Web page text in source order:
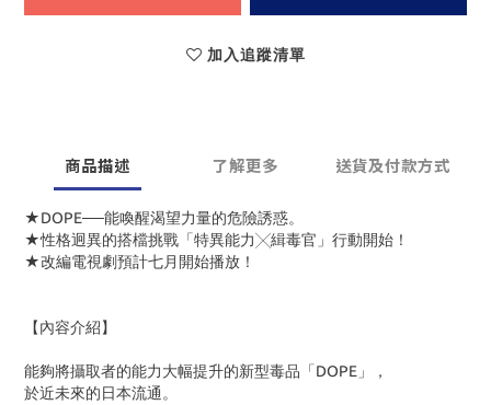
加入追蹤清單
商品描述 了解更多 送貨及付款方式
★DOPE──能喚醒渴望力量的危險誘惑。
★性格迥異的搭檔挑戰「特異能力╳緝毒官」行動開始！
★改編電視劇預計七月開始播放！
【內容介紹】
能夠將攝取者的能力大幅提升的新型毒品「DOPE」，
於近未來的日本流通。